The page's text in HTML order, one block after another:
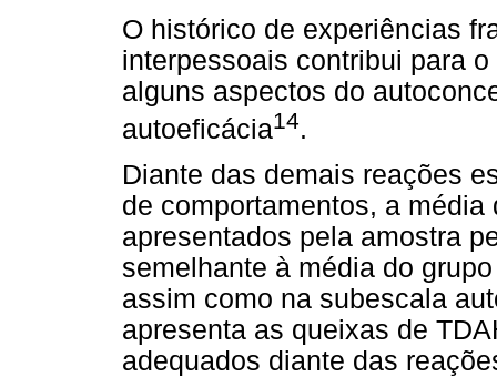
O histórico de experiências
interpessoais contribui para
alguns aspectos do
autoeficácia14.
Diante das demais reações
de comportamentos, a
apresentados pela amostra
semelhante à média do
assim como na subescala
apresenta as queixas de
adequados diante das